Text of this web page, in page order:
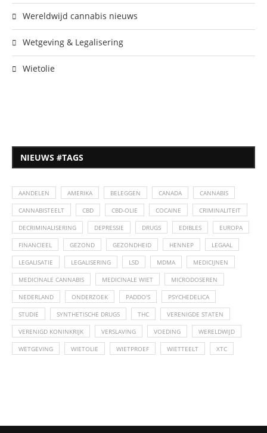
Wereldwijd cannabis nieuws
Wetgeving & Legalisering
Wietolie
NIEUWS #TAGS
AANDELEN AMERIKA BELEGGEN CANADA CANNABIS
CANNABISTEELT CBD CBD-OLIE COCAINE CRIMINALITEIT
DECRIMINALISERING DEPRESSIE DRUGS EDIBLES EUROPA
FINANCIEEL GEZOND GEZONDHEID HENNEP LEGAAL
LEGALISATIE LEGALISERING LSD MDMA MEDICIJNEN
MEDICINALE CANNABIS MEDICINALE WIET MICRODOSEREN
NEDERLAND ONDERZOEK PADDO'S PSYCHEDELICA
STUDIE SYNTHETISCHE DRUGS THC VERENIGDE STATEN
VERENIGD KONINKRIJK VERSLAVING VOEDING WERELDWIJD
WETGEVING WIETOLIE WIETPROEF WIETTEELT XTC